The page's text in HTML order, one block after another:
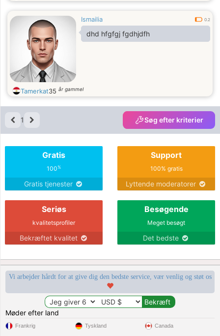
Ismailia 0.2
dhd hfgfgj fgdhjdfh
Tamerkat35 år gammel
1 Søg efter kriterier
Gratis
100%
Gratis tjenester
Support
100% gratis
Lyttende moderatorer
Seriøs
kvalitetsprofiler
Bekræftet kvalitet
Besøgende
Meget besøgt
Det bedste
Vi arbejder hårdt for at give dig den bedste service, vær venlig og støt os
Møder efter land
Frankrig Tyskland Canada